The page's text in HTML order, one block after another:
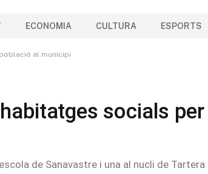
ECONOMIA CULTURA ESPORTS
al municipi
socials per
de Sanavastre i una al nucli de Tartera